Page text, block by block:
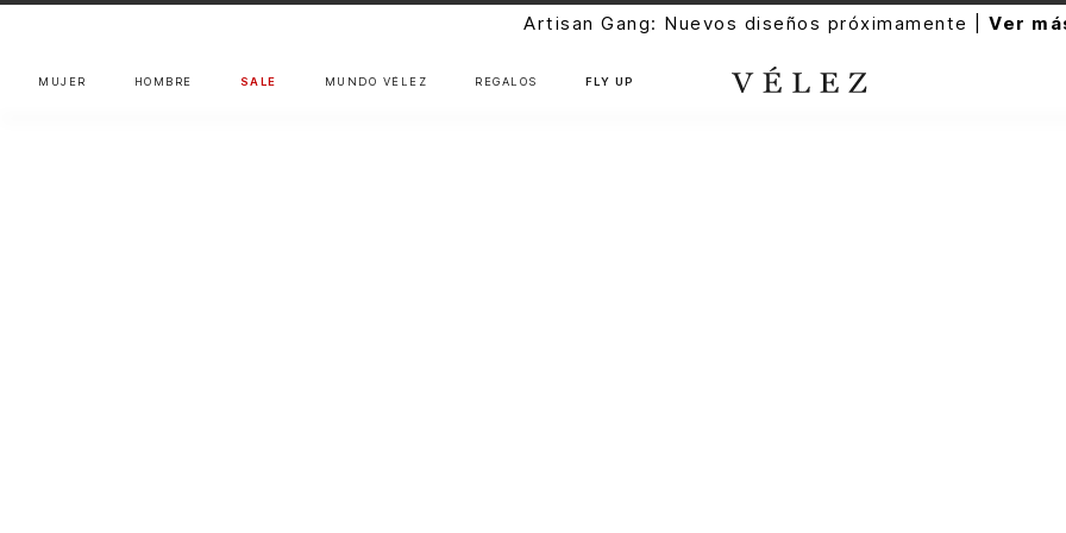
Artisan Gang: Nuevos diseños próximamente |Ver
MUJER HOMBRE SALE MUNDO VÉLEZ REGALOS FLY UP